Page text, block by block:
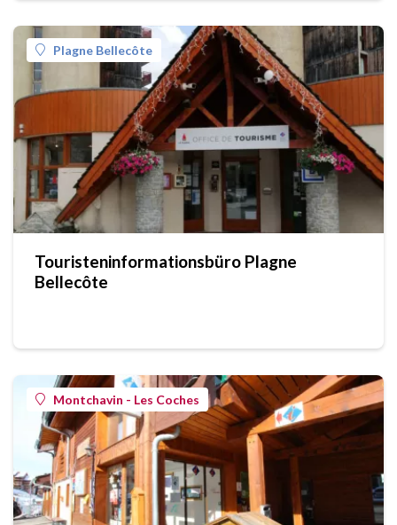
Plagne Bellecôte
Touristeninformationsbüro Plagne
Bellecôte
Montchavin - Les Coches